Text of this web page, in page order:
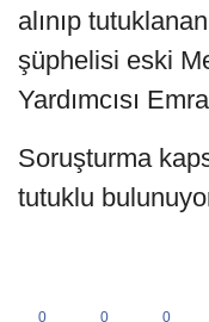
alınıp
şüphelisi eski
Yardımcısı
Soruşturma
tutuklu